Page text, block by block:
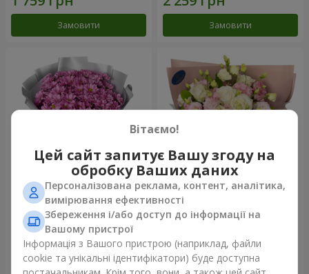
Замовити Замовити
Букет "Твої хризантеми"
1 881 грн
Замовити
Букет "Пана Кота"
Замовити
Вітаємо!
Цей сайт запитує Вашу згоду на
обробку Ваших даних
Персоналізована реклама, контент, аналітика,
вимірювання ефективності
Збереження і/або доступ до інформації на
Вашому пристрої
Інформація з Вашого пристрою (наприклад, файли
cookie та унікальні ідентифікатори) буде доступна